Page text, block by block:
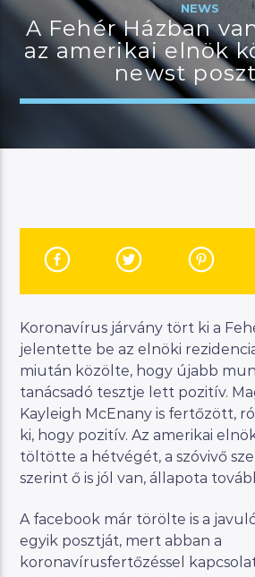
JELENLEGI MŰSOR
MANNA DÉLUTÁN
Manna FM
NEWS
A Fehér Házban
az amerikai elnök
newst
Koronavírus járvány tört ki a
jelentette be az elnöki
miután közölte, hogy újabb
tanácsadó tesztje lett pozitív.
Kayleigh McEnany is fertőzött,
ki, hogy pozitív. Az amerikai
töltötte a hétvégét, a szóvivő
szerint ő is jól van, állapota
A facebook már törölte is a
egyik posztját, mert abban a
koronavírusfertőzéssel